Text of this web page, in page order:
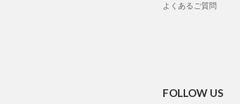
よくあるご質問
FOLLOW US